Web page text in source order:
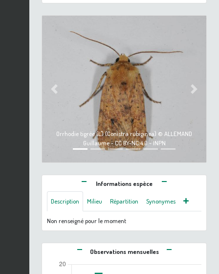
Orrhodie tigrée (L') (Conistra rubiginea) © ALLEMAND
Guillaume - CC BY-NC 4.0 - INPN
Previous Next
Informations espèce
Description Milieu Répartition Synonymes
Non renseigné pour le moment
Observations mensuelles